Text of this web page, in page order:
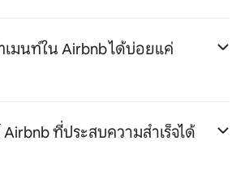
เมนท์ใน Airbnb ได้บ่อยแค่
ที่ประสบความสำเร็จได้